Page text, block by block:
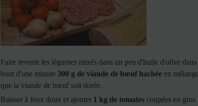
Faire revenir les légumes mixés dans un peu d'huile d'olive
bout d'une minute 300 g de viande de bœuf hachée en
que la viande de bœuf soit dorée.
Baisser à feux doux et ajouter 1 kg de tomates coupées en